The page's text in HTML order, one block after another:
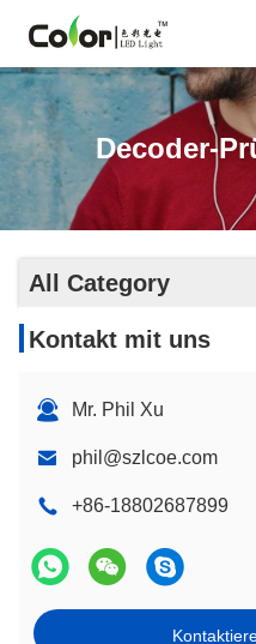
Decoder-
All Category
Kontakt mit uns
Mr. Phil Xu
phil@szlcoe.com
+86-18802687899